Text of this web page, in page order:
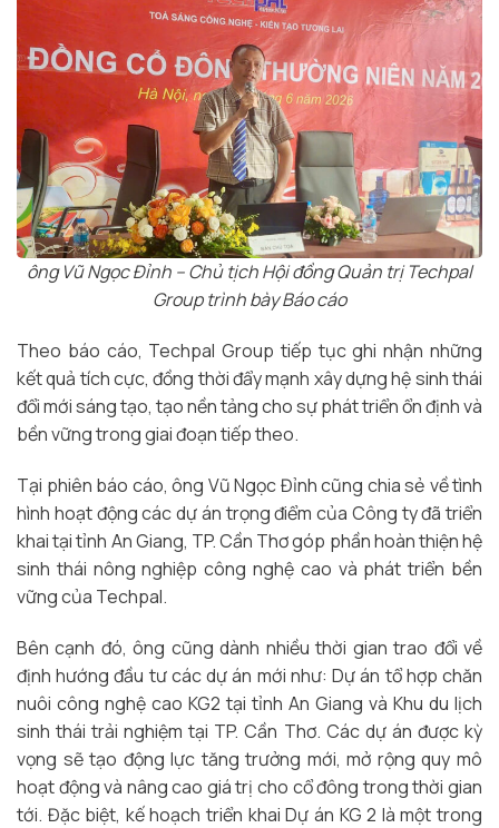
ông Vũ Ngọc Đỉnh – Chủ tịch Hội đồng Quản trị Techpal
Group trình bày Báo cáo
Theo báo cáo, Techpal Group tiếp tục ghi nhận những
kết quả tích cực, đồng thời đẩy mạnh xây dựng hệ sinh thái
đổi mới sáng tạo, tạo nền tảng cho sự phát triển ổn định và
bền vững trong giai đoạn tiếp theo.
Tại phiên báo cáo, ông Vũ Ngọc Đỉnh cũng chia sẻ về tình
hình hoạt động các dự án trọng điểm của Công ty đã triển
khai tại tỉnh An Giang, TP. Cần Thơ góp phần hoàn thiện hệ
sinh thái nông nghiệp công nghệ cao và phát triển bền
vững của Techpal.
Bên cạnh đó, ông cũng dành nhiều thời gian trao đổi về
định hướng đầu tư các dự án mới như: Dự án tổ hợp chăn
nuôi công nghệ cao KG2 tại tỉnh An Giang và Khu du lịch
sinh thái trải nghiệm tại TP. Cần Thơ. Các dự án được kỳ
vọng sẽ tạo động lực tăng trưởng mới, mở rộng quy mô
hoạt động và nâng cao giá trị cho cổ đông trong thời gian
tới. Đặc biệt, kế hoạch triển khai Dự án KG 2 là một trong